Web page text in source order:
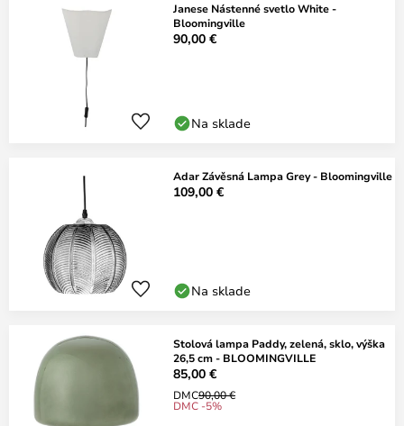
Janese Nástenné svetlo White -
Bloomingville
90,00 €
Na sklade
Adar Závěsná Lampa Grey - Bloomingville
109,00 €
Na sklade
Stolová lampa Paddy, zelená, sklo, výška
26,5 cm - BLOOMINGVILLE
85,00 €
DMC90,00 €
DMC -5%